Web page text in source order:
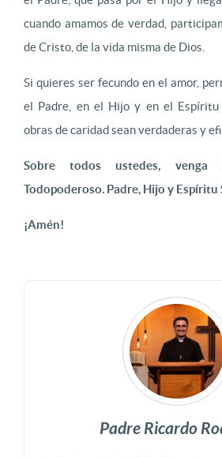
cuando amamos de verdad,
de Cristo, de la vida misma de Dios.
Si quieres ser fecundo en el amor,
el Padre, en el Hijo y en el Espíritu
obras de caridad sean verdaderas y
Sobre todos ustedes, venga
Todopoderoso. Padre, Hijo y Espíritu
¡Amén!
Padre Ricardo